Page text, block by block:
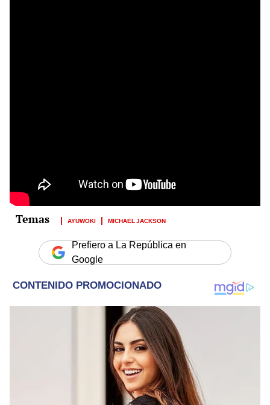
AYUWOKI MICHAEL JACKSON
Prefiero a La República en
Google